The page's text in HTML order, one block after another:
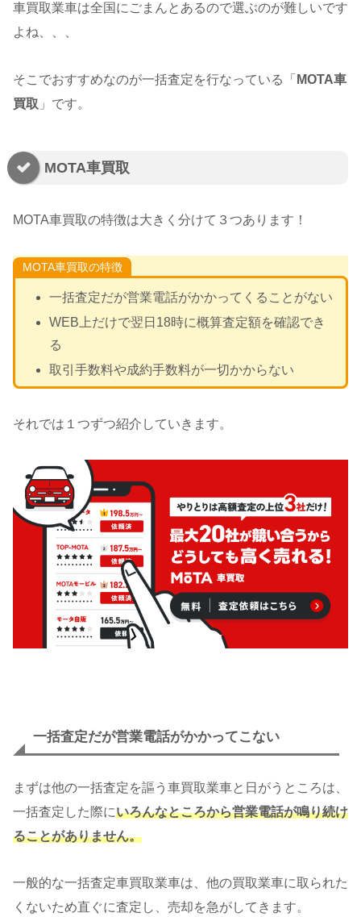
車買取業車は全国にごまんとあるので選ぶのが難しいです
よね、、、
そこでおすすめなのが一括査定を行なっている「 MOTA車
買取 」です。
MOTA車買取
MOTA車買取の特徴は大きく分けて３つあります！
MOTA車買取の特徴
一括査定だが営業電話がかかってくることがない
WEB上だけで翌日18時に概算査定額を確認でき
る
取引手数料や成約手数料が一切かからない
それでは１つずつ紹介していきます。
一括査定だが営業電話がかかってこない
まずは他の一括査定を謳う車買取業車と日がうところは、
一括査定した際にいろんなところから営業電話が鳴り続け
ることがありません。
一般的な一括査定車買取業車は、他の買取業車に取られた
くないため直ぐに査定し、売却を急がしてきます。